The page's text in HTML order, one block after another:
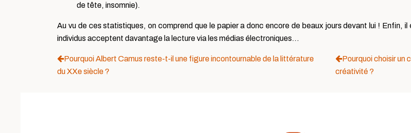
de tête, insomnie).
Au vu de ces statistiques, on comprend que le papier a donc encore de beaux jours devant lui ! Enfin,
individus acceptent davantage la lecture via les médias électroniques…
Pourquoi Albert Camus reste-t-il une figure incontournable de la littérature
du XXe siècle ?
Pourquoi choisir un
créativité ?